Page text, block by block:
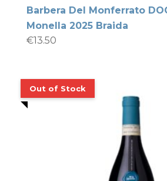
Barbera Del Monferrato
Monella 2025 Braida
€13.50